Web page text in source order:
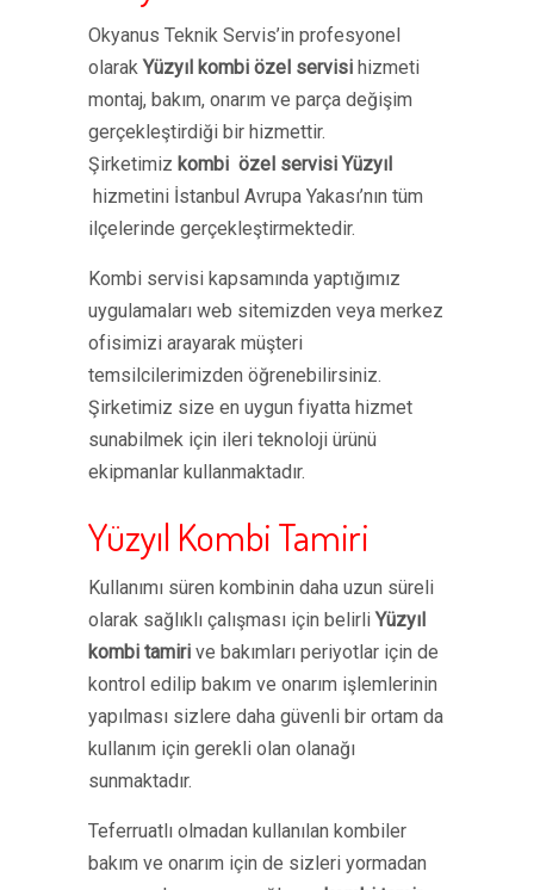
Okyanus Teknik Servis’in profesyonel
olarakYüzyıl kombi özel servisi hizmeti
montaj, bakım, onarım ve parça değişim
gerçekleştirdiği bir hizmettir.
Şirketimiz kombi özel servisi Yüzyıl
hizmetini İstanbul Avrupa Yakası’nın tüm
ilçelerinde gerçekleştirmektedir.
Kombi servisi kapsamında yaptığımız
uygulamaları web sitemizden veya merkez
ofisimizi arayarak müşteri
temsilcilerimizden öğrenebilirsiniz.
Şirketimiz size en uygun fiyatta hizmet
sunabilmek için ileri teknoloji ürünü
ekipmanlar kullanmaktadır.
Yüzyıl Kombi Tamiri
Kullanımı süren kombinin daha uzun süreli
olarak sağlıklı çalışması için belirliYüzyıl
kombi tamiri ve bakımları periyotlar için de
kontrol edilip bakım ve onarım işlemlerinin
yapılması sizlere daha güvenli bir ortam da
kullanım için gerekli olan olanağı
sunmaktadır.
Teferruatlı olmadan kullanılan kombiler
bakım ve onarım için de sizleri yormadan